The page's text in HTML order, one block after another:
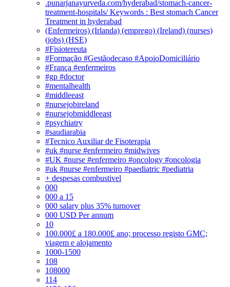
.punarjanayurveda.com/hyderabad/stomach-cancer-
treatment-hospitals/ Keywords : Best stomach Cancer
Treatment in hyderabad
(Enfermeiros) (Irlanda) (emprego) (Ireland) (nurses)
(jobs) (HSE)
#Fisiotereuta
#Formação #Gestãodecaso #ApoioDomiciliário
#França #enfermeiros
#gp #doctor
#mentalhealth
#middleeast
#nursejobireland
#nursejobmiddleeast
#psychiatry
#saudiarabia
#Tecnico Auxiliar de Fisoterapia
#uk #nurse #enfermeiro #midwives
#UK #nurse #enfermeiro #oncology #oncologia
#uk #nurse #enfermeiro #paediatric #pediatria
+ despesas combustivel
000
000 a 15
000 salary plus 35% turnover
000 USD Per annum
10
100.000£ a 180.000£ ano; processo registo GMC;
viagem e alojamento
1000-1500
108
108000
114